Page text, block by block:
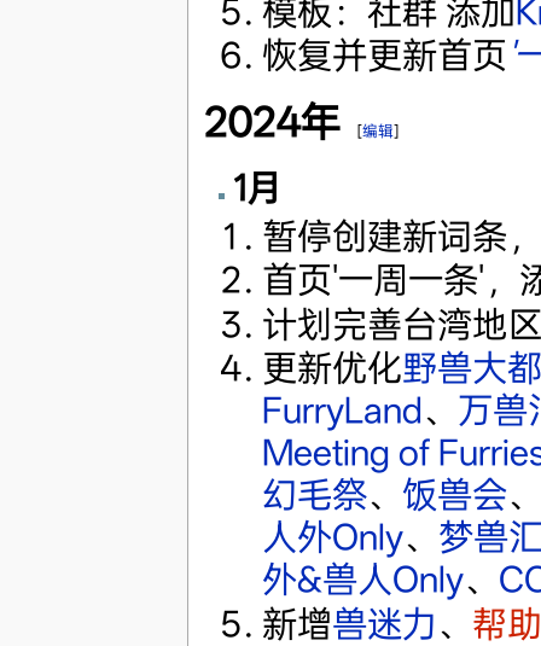
模板：社群 添加
恢复并更新首页 '
2024年 [编辑]
1月
暂停创建新词条
首页'一周一条'，
计划完善台湾地
更新优化野兽大
FurryLand、 万兽
Meeting of
幻毛祭、 饭兽会、
人外Only、 梦兽
外&兽人Only、
新增兽迷力、 帮